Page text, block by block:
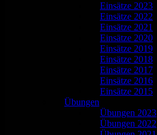
Einsätze 2023
Einsätze 2022
Einsätze 2021
Einsätze 2020
Einsätze 2019
Einsätze 2018
Einsätze 2017
Einsätze 2016
Einsätze 2015
Übungen
Übungen 2023
Übungen 2022